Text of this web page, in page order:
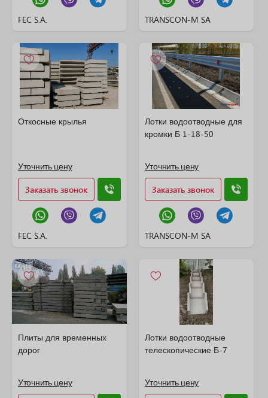
FEC S.A. TRANSCON-M SA
Откосные крылья
Уточнить цену
Заказать звонок
FEC S.A.
Лотки водоотводные для
кромки Б 1-18-50
Уточнить цену
Заказать звонок
TRANSCON-M SA
Плиты для временных
дорог
Уточнить цену
Лотки водоотводные
телескопические Б-7
Уточнить цену